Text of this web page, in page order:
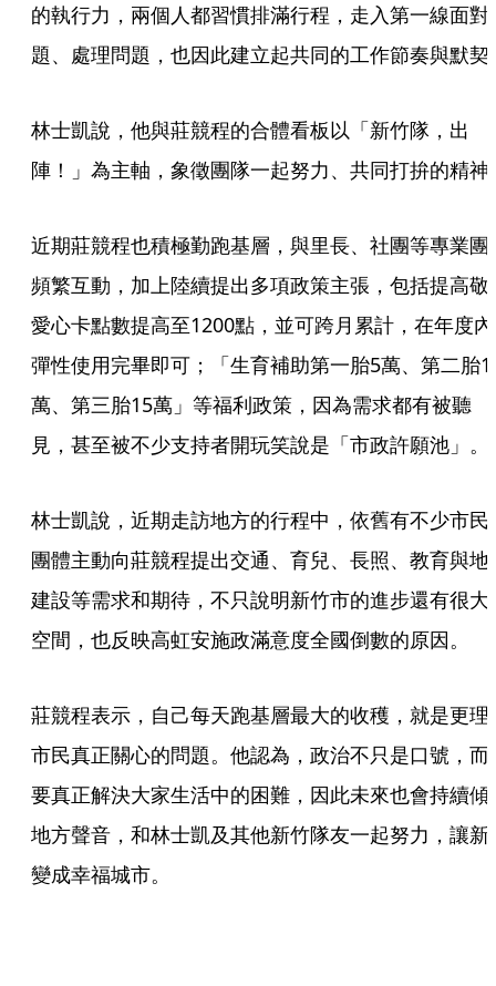
的執行力，兩個人都習慣排滿行程，走入第一線面對
題、處理問題，也因此建立起共同的工作節奏與默契
林士凱說，他與莊競程的合體看板以「新竹隊，出
陣！」為主軸，象徵團隊一起努力、共同打拚的精神
近期莊競程也積極勤跑基層，與里長、社團等專業團
頻繁互動，加上陸續提出多項政策主張，包括提高敬
愛心卡點數提高至1200點，並可跨月累計，在年度內
彈性使用完畢即可；「生育補助第一胎5萬、第二胎
萬、第三胎15萬」等福利政策，因為需求都有被聽
見，甚至被不少支持者開玩笑說是「市政許願池」。
林士凱說，近期走訪地方的行程中，依舊有不少市民
團體主動向莊競程提出交通、育兒、長照、教育與地
建設等需求和期待，不只說明新竹市的進步還有很大
空間，也反映高虹安施政滿意度全國倒數的原因。
莊競程表示，自己每天跑基層最大的收穫，就是更理
市民真正關心的問題。他認為，政治不只是口號，而
要真正解決大家生活中的困難，因此未來也會持續傾
地方聲音，和林士凱及其他新竹隊友一起努力，讓新
變成幸福城市。